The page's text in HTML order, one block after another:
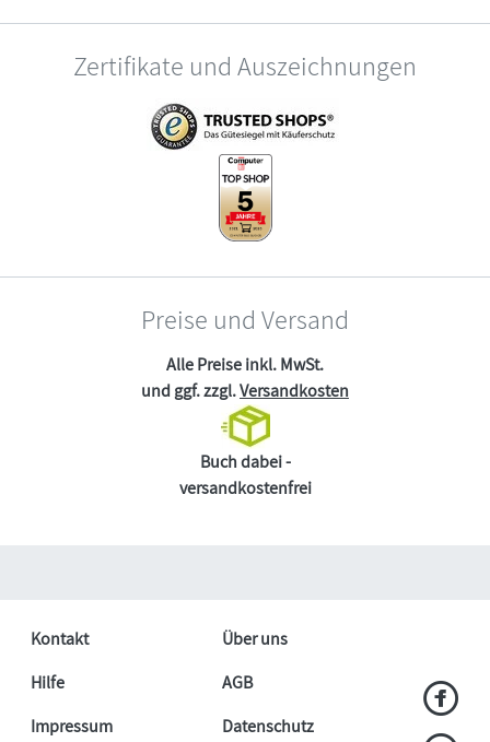
Zertifikate und Auszeichnungen
Preise und Versand
Alle Preise inkl. MwSt.
und ggf. zzgl.Versandkosten
Buch dabei -
versandkostenfrei
Kontakt
Über uns
Hilfe
AGB
Impressum
Datenschutz